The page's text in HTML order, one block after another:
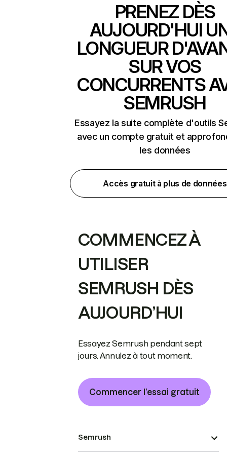
PRENEZ DÈS
AUJOURD'HUI
LONGUEUR
SUR VOS
CONCURRENTS
SEMRUSH
Essayez la suite complète d'outils
avec un compte gratuit et
les données
Accès gratuit à plus de données
COMMENCEZ À
UTILISER
SEMRUSH DÈS
AUJOURD’HUI
Essayez Semrush pendant sept
jours. Annulez à tout moment.
Commencer l’essai gratuit
Semrush